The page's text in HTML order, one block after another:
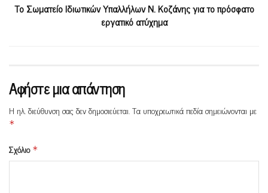
Το Σωματείο Ιδιωτικών Υπαλλήλων Ν. Κοζάνης για το πρόσφατο
εργατικό ατύχημα
Αφήστε μια απάντηση
Η ηλ. διεύθυνση σας δεν δημοσιεύεται.Τα υποχρεωτικά πεδία σημειώνονται με
*
Σχόλιο *